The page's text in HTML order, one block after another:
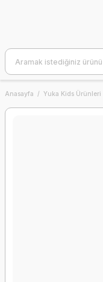
Anasayfa Yuka Kids Ürünleri